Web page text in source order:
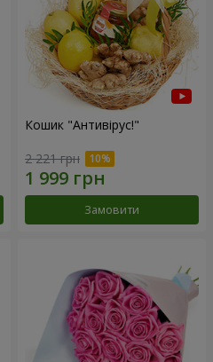
Кошик "Антивірус!"
2 221 грн
Замовити